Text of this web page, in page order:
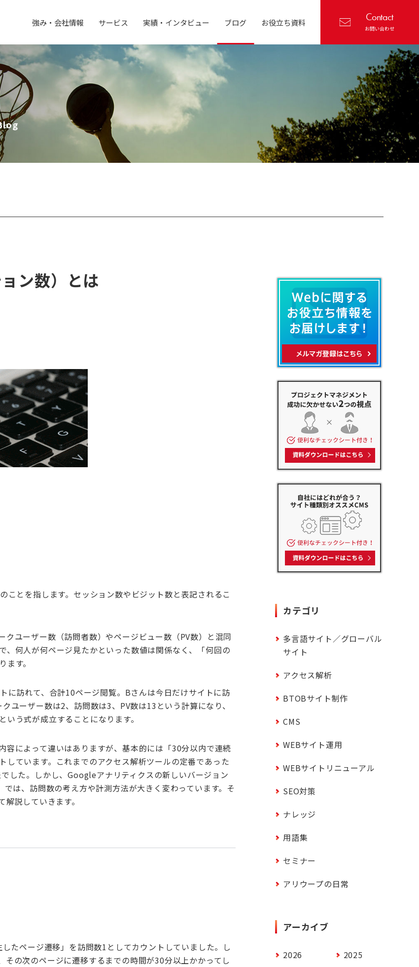
強み・会社情報 サービス 実績・インタビュー ブログ お役立ち資料 Contact
お問い合わせ
ン数）とは
ことを指します。セッション数やビジット数と表記されるこ
クユーザー数（訪問者数）やページビュー数（PV数）と混同
何人が何ページ見たかといった数値は関係なく、「何回の
す。
に訪れて、合計10ページ閲覧。 Bさんは今日だけサイトに訪
ユーザー数は2、訪問数は3、 PV数は13 という計算になり、
う式が成立することになります。
容によって違いはありますが、基本的には「30分以内で連続
ています。これまでのアクセス解析ツールの定番であった
した。しかし、Googleアナリティクスの新しいバージョン
では、訪問数の考え方や計測方法が大きく変わっています。そ
説していきます。
たページ遷移」を訪問数1 としてカウントしていました。し
その次のページに遷移するまでの時間が30分以上かかってし
カテゴリ
多言語サイト／グローバル
サイト
アクセス解析
BTOBサイト制作
CMS
WEBサイト運用
WEBサイトリニューアル
SEO対策
ナレッジ
用語集
セミナー
アリウープの日常
アーカイブ
2026
2025